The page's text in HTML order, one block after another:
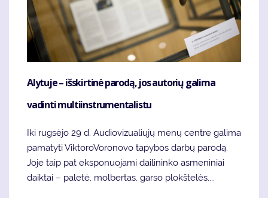
Alytuje – išskirtinė parodą, jos autorių galima
vadinti multiinstrumentalistu
Iki rugsėjo 29 d. Audiovizualiųjų menų centre galima
pamatyti ViktoroVoronovo tapybos darbų parodą.
Joje taip pat eksponuojami dailininko asmeniniai
daiktai – paletė, molbertas, garso plokštelės,...